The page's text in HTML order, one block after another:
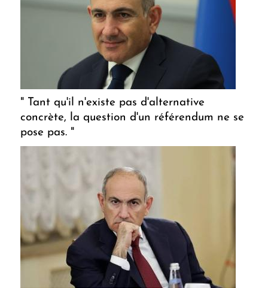
" Tant qu'il n'existe pas d'alternative
concrète, la question d'un référendum ne se
pose pas. "